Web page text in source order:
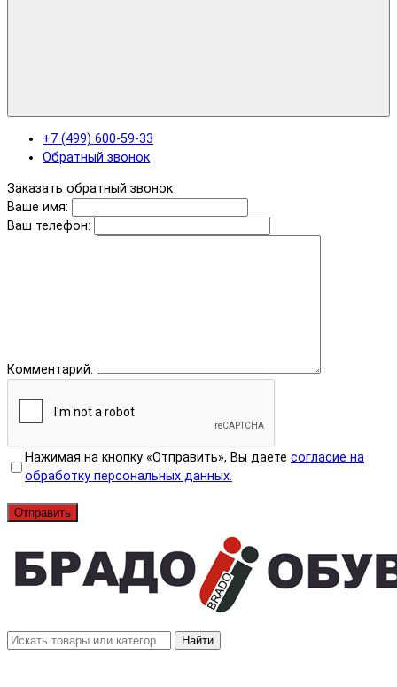
+7 (499) 600-59-33
Обратный звонок
Заказать обратный звонок
Ваше имя:
Ваш телефон:
Комментарий:
Нажимая на кнопку «Отправить», Вы даете согласие на
обработку персональных данных.
Отправить
Найти